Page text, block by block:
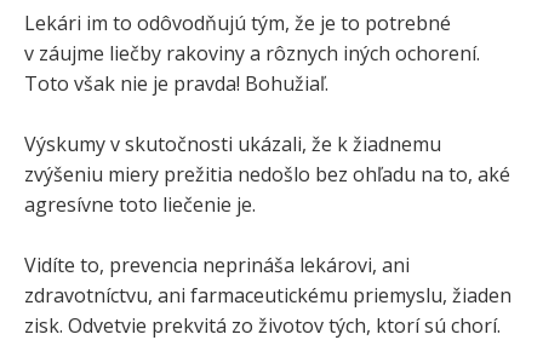
Lekári im to odôvodňujú tým, že je to potrebné
v záujme liečby rakoviny a rôznych iných ochorení.
Toto však nie je pravda! Bohužiaľ.
Výskumy v skutočnosti ukázali, že k žiadnemu
zvýšeniu miery prežitia nedošlo bez ohľadu na to, aké
agresívne toto liečenie je.
Vidíte to, prevencia neprináša lekárovi, ani
zdravotníctvu, ani farmaceutickému priemyslu, žiaden
zisk. Odvetvie prekvitá zo životov tých, ktorí sú chorí.